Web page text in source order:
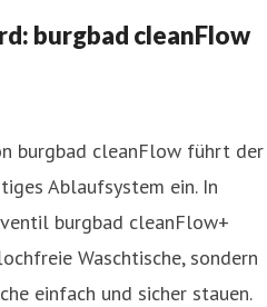
burgbad cleanFlow
burgbad cleanFlow führt der
Ablaufsystem ein. In
burgbad cleanFlow+
Waschtische, sondern
einfach und sicher stauen.